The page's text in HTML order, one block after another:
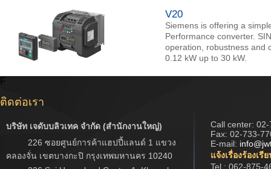
V20
Siemens is offering a
Performance converter.
operation, robustness and
0.12 kW up to 30 kW.
F
ติดต่อเรา
บริษัท เจดับบลิวเทค จำกัด (สำนักงานใหญ่)
226 ซอยศูนย์การค้าแฮปปี้แลนด์ 1 แขวง
คลองจั่น เขตบางกะปิ กรุงเทพมหานคร 10240
Call center: 02-
Fax: 02-733-
E-mail:
แจ้งเรื่องร้องเรี
Tel : 062-875-